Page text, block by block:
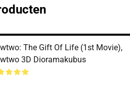
The Gift Of Life (1st Movie),
3D Dioramakubus